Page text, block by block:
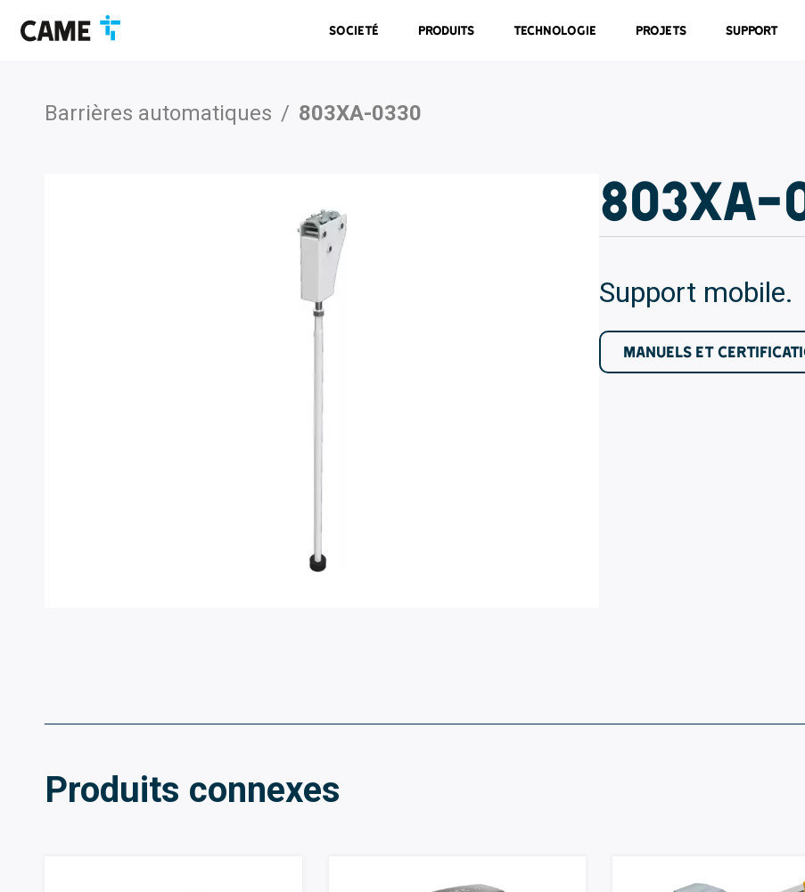
contenu
Societé Produits Technologie Projets Support
Barrières automatiques / 803XA-0330
803XA-
Support mobile.
MANUELS ET
Produits connexes